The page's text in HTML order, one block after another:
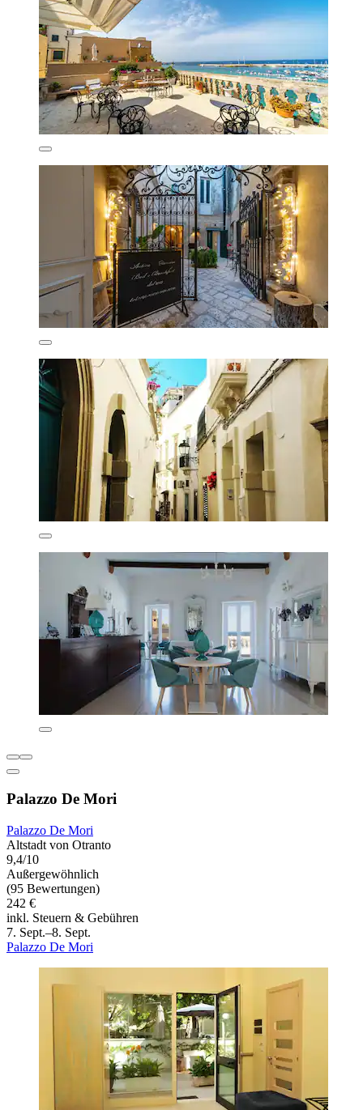
Palazzo De Mori
Palazzo De Mori
Altstadt von Otranto
9,4/10
Außergewöhnlich
(95 Bewertungen)
242 €
inkl. Steuern & Gebühren
7. Sept.–8. Sept.
Palazzo De Mori